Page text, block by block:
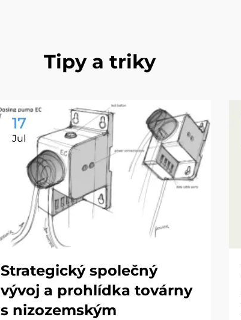
Tipy a triky
17
Jul
Strategický společný
vývoj a prohlídka továrny
s nizozemským